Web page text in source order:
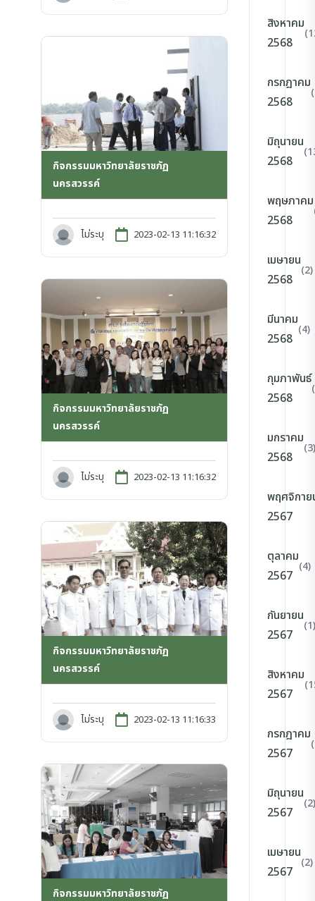
กิจกรรมมหาวิทยาลัยราชภัฏ
นครสวรรค์
ไม่ระบุ 2023-02-13 11:16:32
กิจกรรมมหาวิทยาลัยราชภัฏ
นครสวรรค์
ไม่ระบุ 2023-02-13 11:16:32
กิจกรรมมหาวิทยาลัยราชภัฏ
นครสวรรค์
ไม่ระบุ 2023-02-13 11:16:33
กิจกรรมมหาวิทยาลัยราชภัฏ
สิงหาคม
2568
กรกฎาคม
2568
มิถุนายน
2568
พฤษภาคม
2568
เมษายน
2568
(2)
มีนาคม
2568
(4)
กุมภาพันธ์
2568
มกราคม
2568
(3)
พฤศจิกาย
2567
ตุลาคม
2567
(4)
กันยายน
2567
(1)
สิงหาคม
2567
กรกฎาคม
2567
มิถุนายน
2567
(2)
เมษายน
2567
(2)